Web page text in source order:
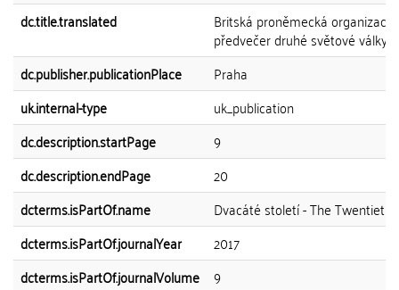
dc.title.translated
Britská proněmecká organizace
předvečer druhé světové války
dc.publisher.publicationPlace
Praha
uk.internal-type
uk_publication
dc.description.startPage
9
dc.description.endPage
20
dcterms.isPartOf.name
Dvacáté století - The Twentieth
dcterms.isPartOf.journalYear
2017
dcterms.isPartOf.journalVolume 9